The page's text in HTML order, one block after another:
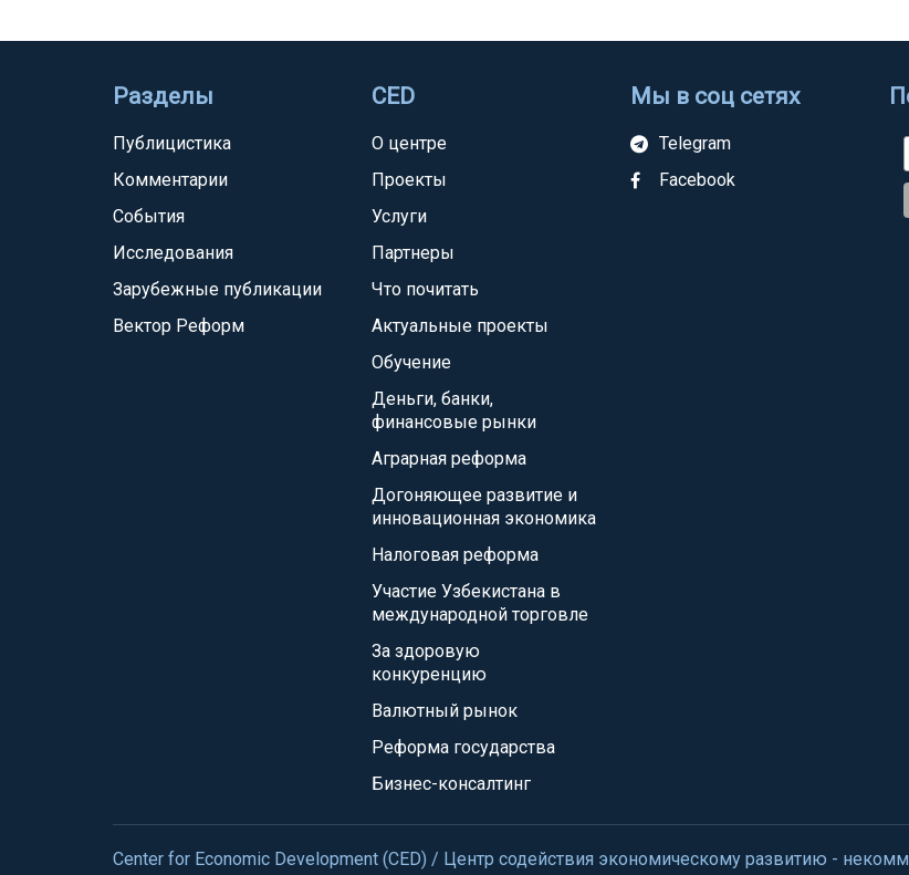
Разделы
Публицистика
Комментарии
События
Исследования
Зарубежные публикации
Вектор Реформ
CED
О центре
Проекты
Услуги
Партнеры
Что почитать
Актуальные проекты
Обучение
Деньги, банки,
финансовые рынки
Аграрная реформа
Догоняющее развитие и
инновационная экономика
Налоговая реформа
Участие Узбекистана в
международной торговле
За здоровую
конкуренцию
Валютный рынок
Реформа государства
Бизнес-консалтинг
Мы в соц сетях
Telegram
Facebook
Center for Economic Development (CED) / Центр содействия экономическому развитию -